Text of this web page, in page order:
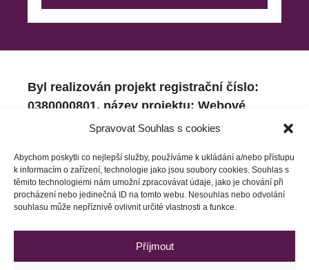
Spravovat Souhlas s cookies
Abychom poskytli co nejlepší služby, používáme k ukládání a/nebo přístupu
k informacím o zařízení, technologie jako jsou soubory cookies. Souhlas s
těmito technologiemi nám umožní zpracovávat údaje, jako je chování při
procházení nebo jedinečná ID na tomto webu. Nesouhlas nebo odvolání
souhlasu může nepříznivě ovlivnit určité vlastnosti a funkce.
Příjmout
Byl realizován projekt registrační číslo:
0380000801, název projektu: Webové
stránky, zaměřený na re-design webových
Generation EU